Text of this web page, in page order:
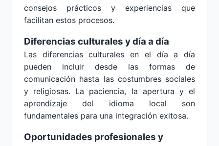
consejos prácticos y experiencias que
facilitan estos procesos.
Diferencias culturales y día a día
Las diferencias culturales en el día a día
pueden incluir desde las formas de
comunicación hasta las costumbres sociales
y religiosas. La paciencia, la apertura y el
aprendizaje del idioma local son
fundamentales para una integración exitosa.
Oportunidades profesionales y